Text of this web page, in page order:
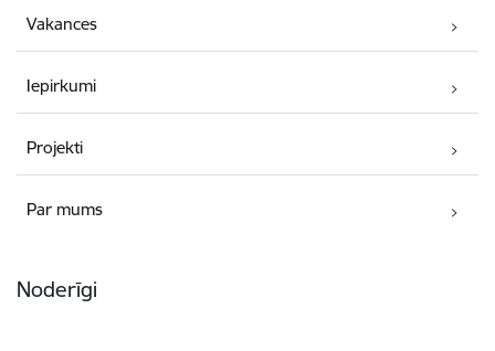
Vakances
Iepirkumi
Projekti
Par mums
Noderīgi